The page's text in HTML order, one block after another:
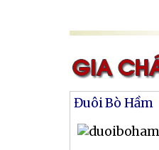
Đuôi Bò Hầm